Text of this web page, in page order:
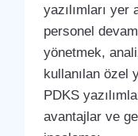
yazılımları yer
personel
yönetmek,
kullanılan özel
PDKS
avantajlar ve